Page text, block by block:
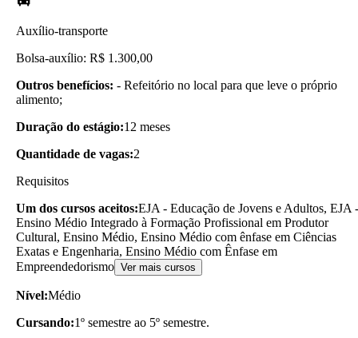
Auxílio-transporte
Bolsa-auxílio: R$ 1.300,00
Outros benefícios: - Refeitório no local para que leve o próprio
alimento;
Duração do estágio:12 meses
Quantidade de vagas:2
Requisitos
Um dos cursos aceitos:EJA - Educação de Jovens e Adultos, EJA -
Ensino Médio Integrado à Formação Profissional em Produtor
Cultural, Ensino Médio, Ensino Médio com ênfase em Ciências
Exatas e Engenharia, Ensino Médio com Ênfase em
Empreendedorismo Ver mais cursos
Nível:Médio
Cursando:1º semestre ao 5º semestre.